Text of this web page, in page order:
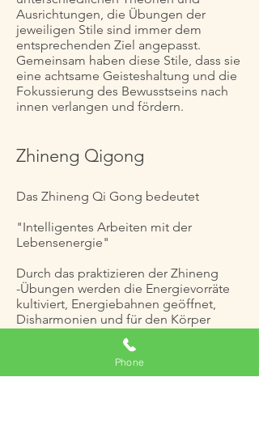
Ausrichtungen, die Übungen der
jeweiligen Stile sind immer dem
entsprechenden Ziel angepasst.
Gemeinsam haben diese Stile, dass sie
eine achtsame Geisteshaltung und die
Fokussierung des Bewusstseins nach
innen verlangen und fördern.
Zhineng Qigong
Das Zhineng Qi Gong bedeutet
"Intelligentes Arbeiten mit der
Lebensenergie"
Durch das praktizieren der Zhineng
-Übungen werden die Energievorräte
kultiviert, Energiebahnen geöffnet,
Disharmonien und für den Körper
ungünstige Informationen durch neue
Um Erkrankungen vorzubeugen ist es
wichtig ein gesundes Gleichgewicht
Phone